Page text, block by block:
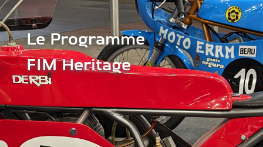
Le Programme
FIM Heritage